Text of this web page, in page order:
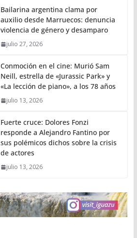
Bailarina argentina clama por
auxilio desde Marruecos: denuncia
violencia de género y desamparo
julio 27, 2026
Conmoción en el cine: Murió Sam
Neill, estrella de «Jurassic Park» y
«La lección de piano», a los 78 años
julio 13, 2026
Fuerte cruce: Dolores Fonzi
responde a Alejandro Fantino por
sus polémicos dichos sobre la crisis
de actores
julio 13, 2026